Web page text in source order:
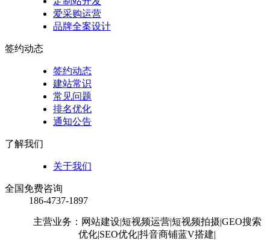
爱采购运营
品牌全案设计
签约动态
签约动态
建站常识
常见问题
排名优化
通知公告
了解我们
关于我们
全国免费咨询
186-4737-1897
主营业务：网站建设|短视频运营 |短视频拍摄|GEO搜索
优化 |SEO优化|抖音商铺蓝V搭建